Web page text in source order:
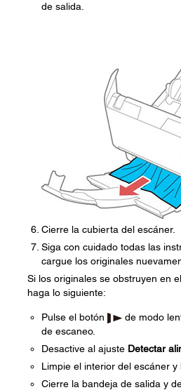
de salida.
Cierre la cubierta del escáner.
Siga con cuidado todas las
cargue los originales
Si los originales se obstruyen en
haga lo siguiente:
Pulse el botón
de modo
de escaneo.
Desactive al ajuste Detectar
Limpie el interior del escáner y
Cierre la bandeja de salida y